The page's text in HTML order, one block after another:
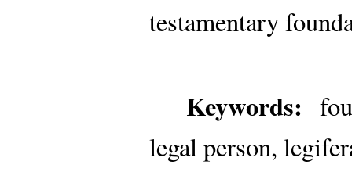
testamentary
Keywords:
legal person,